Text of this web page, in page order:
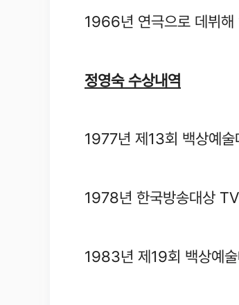
1966년 연극으로 데뷔
정영숙 수상내역
1977년 제13회 백상예술
1978년 한국방송대상
1983년 제19회 백상예